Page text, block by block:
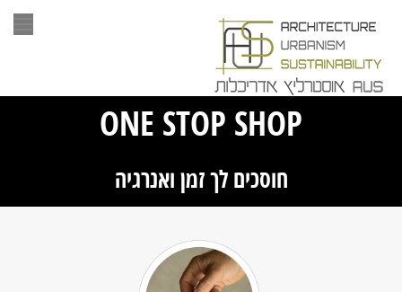
ONE STOP SHOP
חוסכים לך זמן ואנרגיה